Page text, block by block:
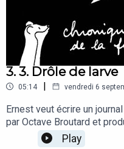
3. 3. Drôle de larve
05:14 | vendredi 6
Ernest veut écrire un
par Octave Broutard et
Dionyssopoulos, et
Play